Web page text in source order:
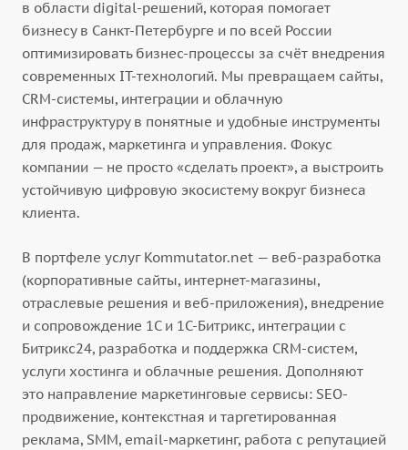
в области digital-решений, которая помогает
бизнесу в Санкт-Петербурге и по всей России
оптимизировать бизнес-процессы за счёт внедрения
современных IT-технологий. Мы превращаем сайты,
CRM-системы, интеграции и облачную
инфраструктуру в понятные и удобные инструменты
для продаж, маркетинга и управления. Фокус
компании — не просто «сделать проект», а выстроить
устойчивую цифровую экосистему вокруг бизнеса
клиента.
В портфеле услуг Kommutator.net — веб-разработка
(корпоративные сайты, интернет-магазины,
отраслевые решения и веб-приложения), внедрение
и сопровождение 1С и 1С-Битрикс, интеграции с
Битрикс24, разработка и поддержка CRM-систем,
услуги хостинга и облачные решения. Дополняют
это направление маркетинговые сервисы: SEO-
продвижение, контекстная и таргетированная
реклама, SMM, email-маркетинг, работа с репутацией